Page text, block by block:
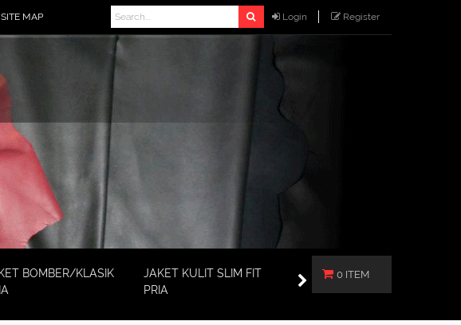
Login Register
SITE MAP
0 ITEM
BOMBER/KLASIK
JAKET KULIT SLIM FIT
PRIA